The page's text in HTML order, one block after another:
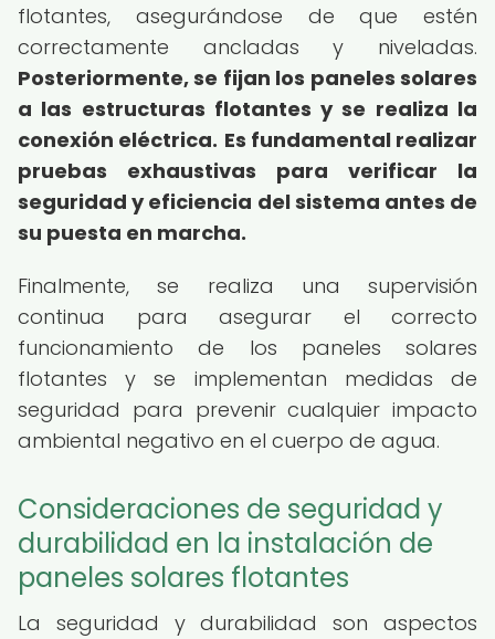
flotantes, asegurándose de que estén
correctamente ancladas y niveladas.
Posteriormente, se fijan los paneles solares
a las estructuras flotantes y se realiza la
conexión eléctrica. Es fundamental realizar
pruebas exhaustivas para verificar la
seguridad y eficiencia del sistema antes de
su puesta en marcha.
Finalmente, se realiza una supervisión
continua para asegurar el correcto
funcionamiento de los paneles solares
flotantes y se implementan medidas de
seguridad para prevenir cualquier impacto
ambiental negativo en el cuerpo de agua.
Consideraciones de seguridad y
durabilidad en la instalación de
paneles solares flotantes
La seguridad y durabilidad son aspectos